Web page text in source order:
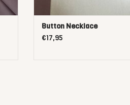
Button Necklace
€17,95